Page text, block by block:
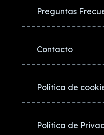
Preguntas
Contacto
Política de
Política de